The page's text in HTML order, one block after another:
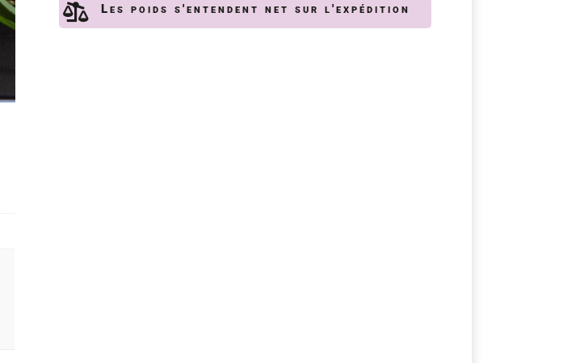
 Les poids s'entendent net sur l'expédition